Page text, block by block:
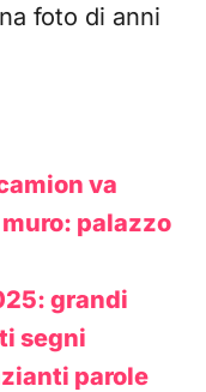
foto di anni
va
palazzo
grandi
segni
parole